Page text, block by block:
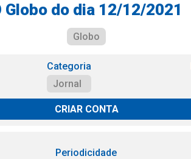
Globo do dia 12/12/2021
Globo
Categoria
Jornal
CRIAR CONTA
Periodicidade